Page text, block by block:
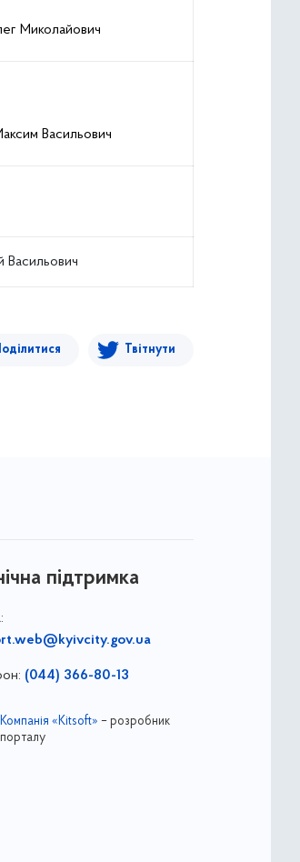
Миколайович
Васильович
Васильович
Твітнути
підтримка
(044) 366-80-13
Компанія «Kitsoft» – розробник
порталу